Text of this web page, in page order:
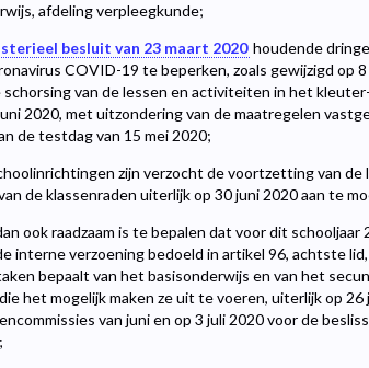
afdeling verpleegkunde;
besluit van 23 maart 2020 houdende
COVID-19 te beperken, zoals gewijzigd op
van de lessen en activiteiten in het
2020, met uitzondering van de maatregelen
de testdag van 15 mei 2020;
zijn verzocht de voortzetting van
de klassenraden uiterlijk op 30 juni 2020 aan te
ook raadzaam is te bepalen dat voor dit schooljaar
interne verzoening bedoeld in artikel 96, achtste
bepaalt van het basisonderwijs en van het
het mogelijk maken ze uit te voeren, uiterlijk op 26
van juni en op 3 juli 2020 voor de